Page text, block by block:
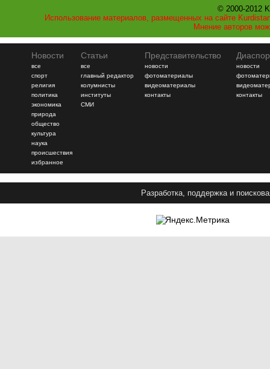
© 2000-2012
Использование материалов, размещенных на сайте
Мнение авторов
Новости
все
спорт
религия
политика
экономика
природа
общество
культура
наука
происшествия
избранное
Статьи
все
главный редактор
колумнисты
институты
СМИ
Представительство
новости
фотоматериалы
видеоматериалы
контакты
новости
контакты
Разработка, поддержка и